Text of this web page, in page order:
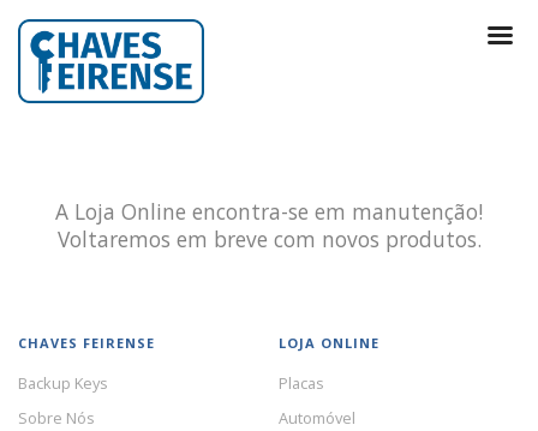
A Loja Online encontra-se em manutenção!
Voltaremos em breve com novos produtos.
CHAVES FEIRENSE
Backup Keys
Sobre Nós
LOJA ONLINE
Placas
Automóvel